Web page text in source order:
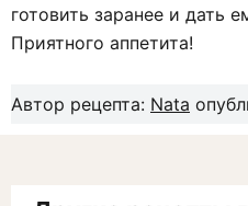
готовить заранее и дать
Приятного аппетита!
Автор рецепта: Nata